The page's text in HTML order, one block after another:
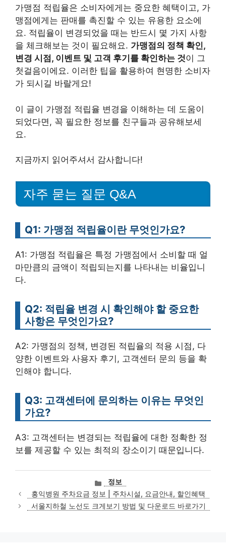
가맹점 적립율은 소비자에게는 중요한 혜택이고, 가
맹점에게는 판매를 촉진할 수 있는 유용한 요소에
요. 적립율이 변경되었을 때는 반드시 몇 가지 사항
을 체크해보는 것이 필요해요. 가맹점의 정책 확인,
변경 시점, 이벤트 및 고객 후기를 확인하는 것이 그
첫걸음이에요. 이러한 팁을 활용하여 현명한 소비자
가 되시길 바랄게요!
이 글이 가맹점 적립율 변경을 이해하는 데 도움이
되었다면, 꼭 필요한 정보를 친구들과 공유해보세
요.
지금까지 읽어주셔서 감사합니다!
자주 묻는 질문 Q&A
Q1: 가맹점 적립율이란 무엇인가요?
A1: 가맹점 적립율은 특정 가맹점에서 소비할 때 얼
마만큼의 금액이 적립되는지를 나타내는 비율입니
다.
Q2: 적립율 변경 시 확인해야 할 중요한
사항은 무엇인가요?
A2: 가맹점의 정책, 변경된 적립율의 적용 시점, 다
양한 이벤트와 사용자 후기, 고객센터 문의 등을 확
인해야 합니다.
Q3: 고객센터에 문의하는 이유는 무엇인
가요?
A3: 고객센터는 변경되는 적립율에 대한 정확한 정
보를 제공할 수 있는 최적의 장소이기 때문입니다.
카
테
고
리
정보
홍익병원 주차요금 정보 | 주차시설, 요금안내, 할인혜택
서울지하철 노선도 크게보기 방법 및 다운로드 바로가기